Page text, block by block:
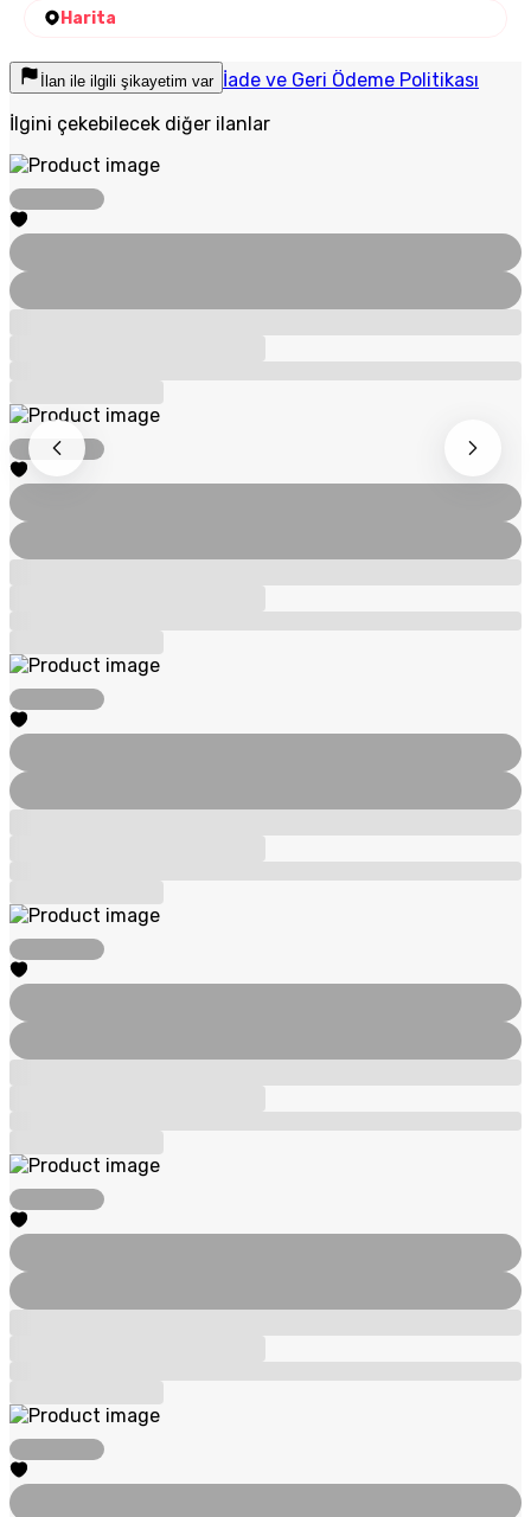
Harita
İlan ile ilgili şikayetim var İade ve Geri Ödeme Politikası
İlgini çekebilecek diğer ilanlar